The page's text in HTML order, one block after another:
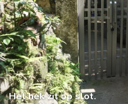
Het hek zit op slot.